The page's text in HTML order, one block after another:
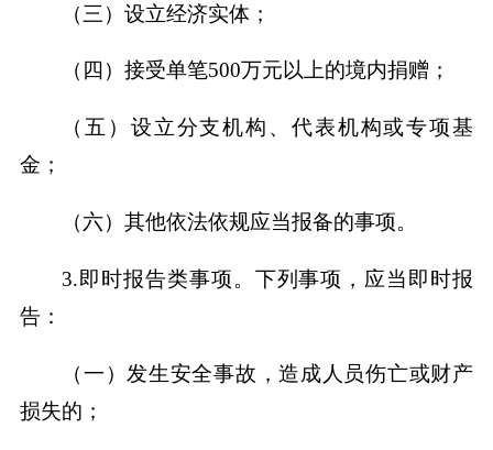
（三）设立经济实体；
（四）接受单笔500万元以上的境内捐赠；
（五）设立分支机构、代表机构或专项基
金；
（六）其他依法依规应当报备的事项。
3.即时报告类事项。下列事项，应当即时报
告：
（一）发生安全事故，造成人员伤亡或财产
损失的；